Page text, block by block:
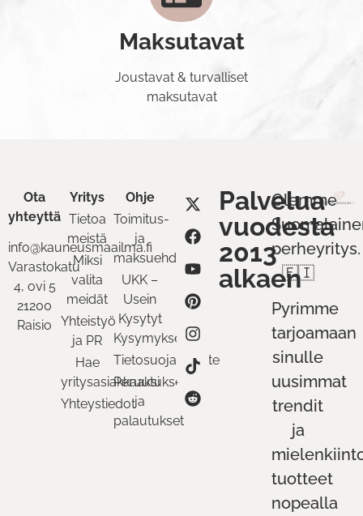
Maksutavat
Joustavat & turvalliset
maksutavat
Ota
yhteyttä
info@kauneusmaailma.fi
Varastokatu
4, ovi 5
21200
Raisio
Yritys
Tietoa
meistä
Miksi
valita
meidät
Yhteistyö
ja PR
Hae
yritysasiakkaaksi
Yhteystiedot
Ohje
Toimitus-
ja
maksuehdot
UKK –
Usein
Kysytyt
Kysymykset
Tietosuojaseloste
Peruutukset
ja
palautukset
Palvelua
vuodesta
2013
alkaen
Olemme
perheyritys.
🇫🇮
Pyrimme
tarjoamaan
sinulle
uusimmat
trendit
ja
tuotteet
nopealla